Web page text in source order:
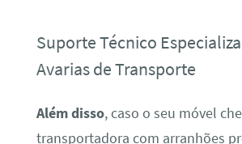
Suporte Técnico
Avarias de Transporte
Além disso, caso o seu móvel
transportadora com arranhões